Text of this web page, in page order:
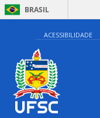
BRASIL
ACESSIBILIDADE